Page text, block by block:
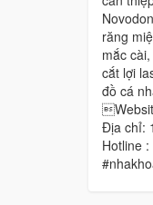
răng
mắc
cắt lợi
đồ cá
Địa chỉ:
Hotline